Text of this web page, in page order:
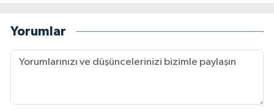
Yorumlar